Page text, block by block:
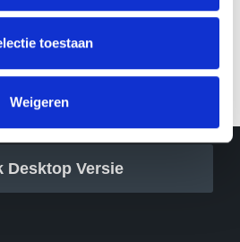
toestaan
Weigeren
Op Twitter
Google Plus
Desktop Versie